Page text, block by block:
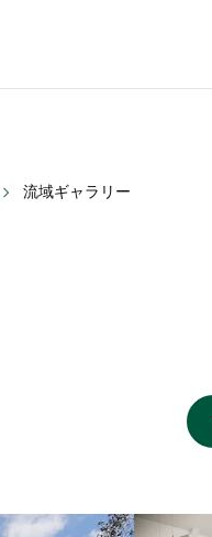
流域ギャラリー